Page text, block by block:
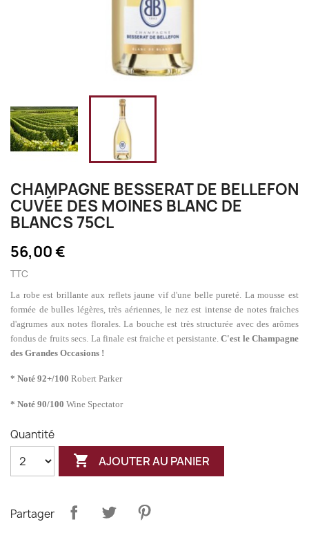
CHAMPAGNE BESSERAT DE BELLEFON
CUVÉE DES MOINES BLANC DE
BLANCS 75CL
56,00 €
TTC
La robe est brillante aux reflets jaune vif d'une belle pureté. La mousse est
formée de bulles légères, très aériennes, le nez est intense de notes fraiches
d'agrumes aux notes florales. La bouche est très structurée avec des arômes
fondus de fruits secs. La finale est fraiche et persistante.C'est le Champagne
des Grandes Occasions !
* Noté 92+/100 Robert Parker
* Noté 90/100 Wine Spectator
Quantité
 AJOUTER AU PANIER
Partager